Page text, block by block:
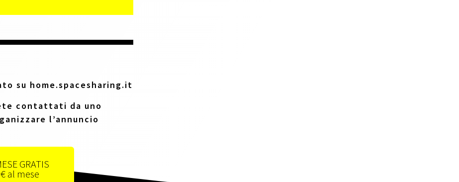
su home.spacesharing.it
contattati da uno
l’annuncio
GRATIS
al mese